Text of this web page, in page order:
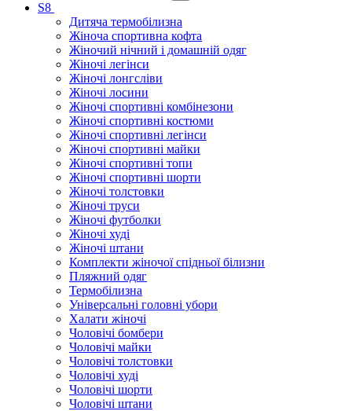
S8
Дитяча термобілизна
Жіноча спортивна кофта
Жіночий нічний і домашній одяг
Жіночі легінси
Жіночі лонгсліви
Жіночі лосини
Жіночі спортивні комбінезони
Жіночі спортивні костюми
Жіночі спортивні легінси
Жіночі спортивні майки
Жіночі спортивні топи
Жіночі спортивні шорти
Жіночі толстовки
Жіночі труси
Жіночі футболки
Жіночі худі
Жіночі штани
Комплекти жіночої спідньої білизни
Пляжний одяг
Термобілизна
Універсальні головні убори
Халати жіночі
Чоловічі бомбери
Чоловічі майки
Чоловічі толстовки
Чоловічі худі
Чоловічі шорти
Чоловічі штани